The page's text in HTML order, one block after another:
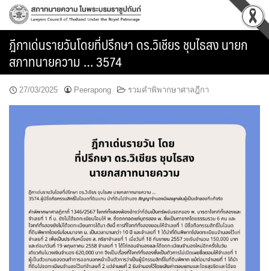
Skip
content
ฎีกาเด่นรายวันโดยที่ปรึกษา ดร.วิเชียร ชุบไธสง นายก
สภาทนายความ … 3574
27/03/2025 Peerapong รวมคำพิพากษาศาลฎีกา